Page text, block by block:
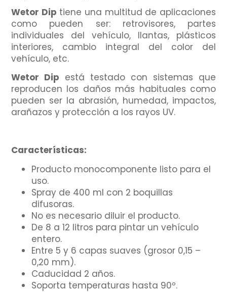
Wetor Dip tiene una multitud de aplicaciones
como pueden ser: retrovisores, partes
individuales del vehículo, llantas, plásticos
interiores, cambio integral del color del
vehículo, etc.
Wetor Dip está testado con sistemas que
reproducen los daños más habituales como
pueden ser la abrasión, humedad, impactos,
arañazos y protección a los rayos UV.
Características:
Producto monocomponente listo para el
uso.
Spray de 400 ml con 2 boquillas
difusoras.
No es necesario diluir el producto.
De 8 a 12 litros para pintar un vehículo
entero.
Entre 5 y 6 capas suaves (grosor 0,15 –
0,20 mm).
Caducidad 2 años.
Soporta temperaturas hasta 90º.